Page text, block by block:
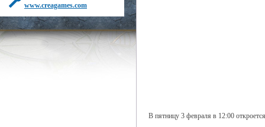
www.creagames.com
В пятницу 3 февраля в 12:00